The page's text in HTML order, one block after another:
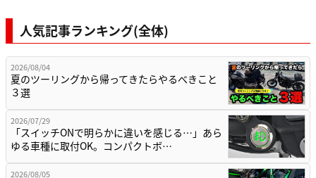
人気記事ランキング(全体)
2026/08/04
夏のツーリングから帰ってきたらやるべきこと
３選
2026/07/29
「スイッチONで明らかに違いを感じる…」あら
ゆる車種に取付OK。コンパクトボ…
2026/08/05